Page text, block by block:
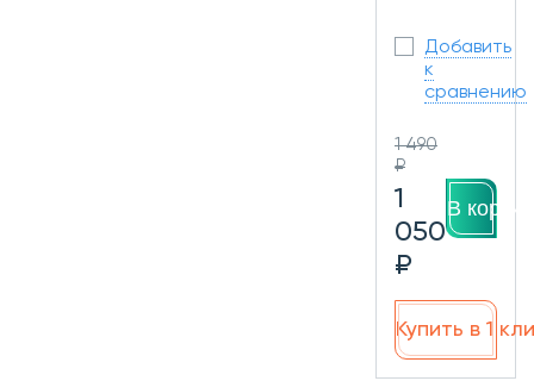
Добавить
к
сравнению
1 490
₽
1
050
₽
В
Купить в 1